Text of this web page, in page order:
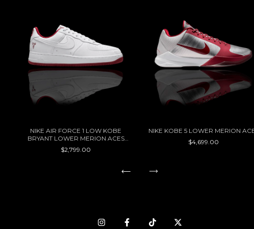
NIKE AIR FORCE 1 LOW KOBE
BRYANT LOWER MERION ACES
HOME
$2,799.00
NIKE KOBE 5 LOWER MERION
$4,699.00